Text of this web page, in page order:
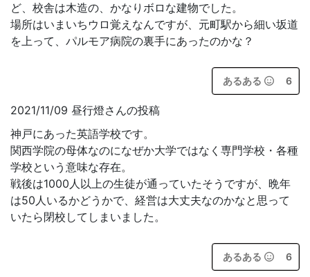
ど、校舎は木造の、かなりボロな建物でした。
場所はいまいちウロ覚えなんですが、元町駅から細い坂道
を上って、パルモア病院の裏手にあったのかな？
あるある 6
2021/11/09 昼行燈さんの投稿
神戸にあった英語学校です。
関西学院の母体なのになぜか大学ではなく専門学校・各種
学校という意味な存在。
戦後は1000人以上の生徒が通っていたそうですが、晩年
は50人いるかどうかで、経営は大丈夫なのかなと思って
いたら閉校してしまいました。
あるある 6